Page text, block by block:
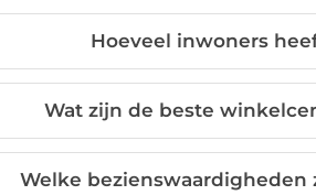
Hoeveel inwoners
Wat zijn de beste
Welke bezienswaardigheden